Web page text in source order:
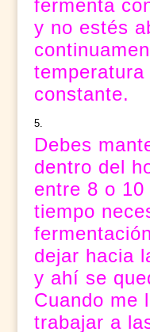
fermenta
y no estés
constante.
Debes
dentro del
entre 8 o
tiempo
dejar hacia
y ahí se
Cuando me
trabajar a